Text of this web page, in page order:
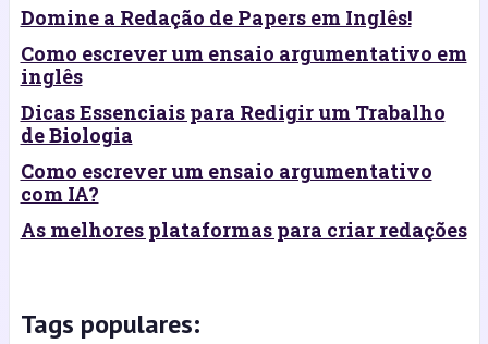
Domine a Redação de Papers em Inglês!
Como escrever um ensaio argumentativo em
inglês
Dicas Essenciais para Redigir um Trabalho
de Biologia
Como escrever um ensaio argumentativo
com IA?
As melhores plataformas para criar redações
Tags populares: